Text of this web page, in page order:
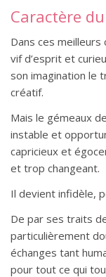
Caractère
Dans ces
vif d’esprit et
son imagination le
créatif.
Mais le gémeaux
instable et
capricieux et
et trop changeant.
Il devient infidèle,
De par ses traits
particulièrement
échanges tant
pour tout ce qui